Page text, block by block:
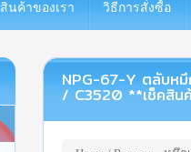
สินค้าของเรา วิธีการสั่งซื้อ
NPG-67-Y ตลับหมึ
/ C3520 **เช็คสิน